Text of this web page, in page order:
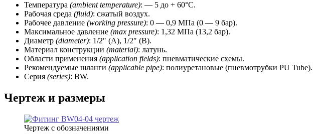
Температура (ambient temperature): — 5 до + 60°C.
Рабочая среда (fluid): сжатый воздух.
Рабочее давление (working pressure): 0 — 0,9 МПа (0 — 9 бар).
Максимальное давление (max pressure): 1,32 МПа (13,2 бар).
Диаметр (diameter): 1/2″ (А), 1/2″ (В).
Материал конструкции (material): латунь.
Области применения (application fields): пневматические схемы.
Рекомендуемые шланги (applicable pipe): полиуретановые (пневмотрубки PU Tube).
Серия (series): BW.
Чертеж и размеры
Чертеж с обозначениями